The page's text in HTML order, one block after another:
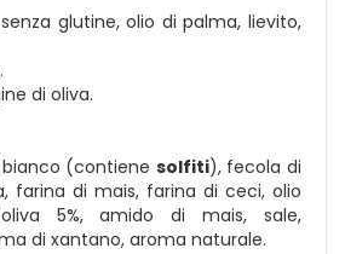
glutine, olio di palma, lievito,
di oliva.
bianco (contiene solfiti), fecola di
farina di mais, farina di ceci, olio
5%, amido di mais, sale,
di xantano, aroma naturale.